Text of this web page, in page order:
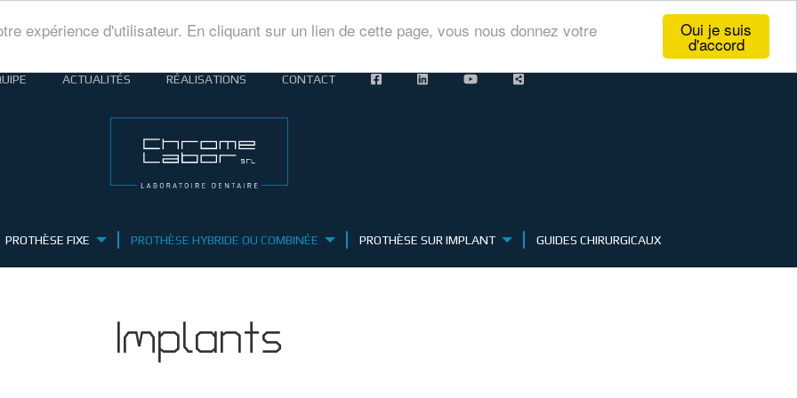
Oui je suis
d'accord
expérience d'utilisateur. En cliquant sur un lien de cette page, vous nous donnez votre
ACTUALITÉS RÉALISATIONS CONTACT
PROTHÈSE FIXE PROTHÈSE HYBRIDE OU COMBINÉE PROTHÈSE SUR IMPLANT GUIDES CHIRURGICAUX
Implants